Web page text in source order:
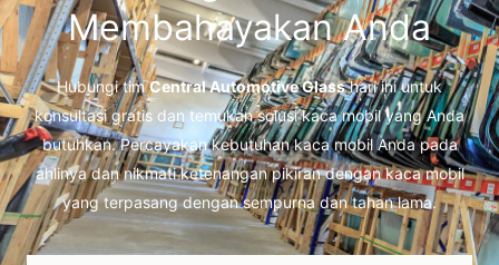
Membahayakan Anda
Hubungi timCentral Automotive Glasshari ini untuk
konsultasi gratis dan temukan solusi kaca mobil yang Anda
butuhkan. Percayakan kebutuhan kaca mobil Anda pada
ahlinya dan nikmati ketenangan pikiran dengan kaca mobil
yang terpasang dengan sempurna dan tahan lama.